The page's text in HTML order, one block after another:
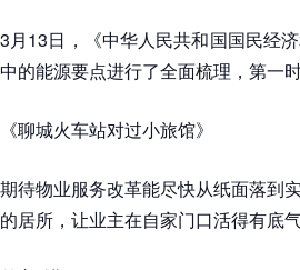
3月13日，《中华人民共和国国民经
中的能源要点进行了全面梳理，第一
《聊城火车站对过小旅馆》
期待物业服务改革能尽快从纸面落到
的居所，让业主在自家门口活得有底气